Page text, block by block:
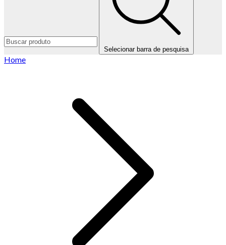
Selecionar barra de pesquisa
Home